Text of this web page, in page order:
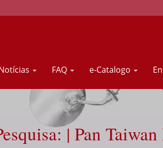
FAQ e-Catalogo
Resultados Da